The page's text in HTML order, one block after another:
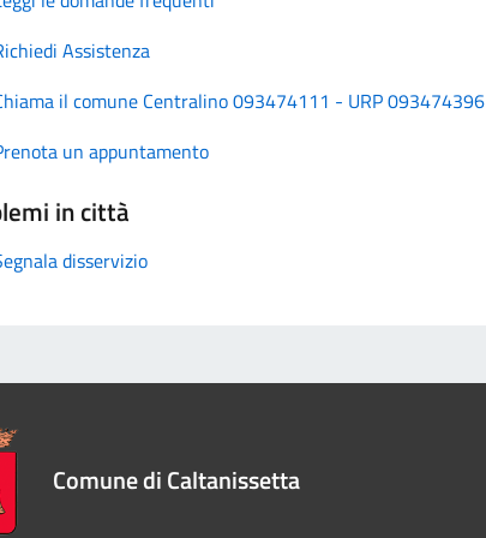
Assistenza
il comune Centralino 093474111 - URP 093474396
un appuntamento
in città
disservizio
Comune di Caltanissetta